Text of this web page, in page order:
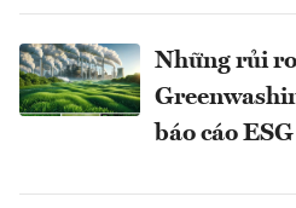
Những rủi
báo cáo ESG